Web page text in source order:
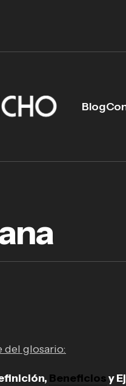
Blog
del glosario:
Beneficiosy